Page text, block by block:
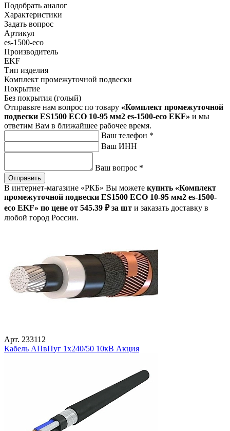
Подобрать аналог
Характеристики
Задать вопрос
Артикул
es-1500-eco
Производитель
EKF
Тип изделия
Комплект промежуточной подвески
Покрытие
Без покрытия (голый)
Отправьте нам вопрос по товару «Комплект промежуточной
подвески ES1500 ECO 10-95 мм2 es-1500-eco EKF» и мы
ответим Вам в ближайшее рабочее время.
Ваш телефон *
Ваш ИНН
Ваш вопрос *
Отправить
В интернет-магазине «РКБ» Вы можете купить «Комплект
промежуточной подвески ES1500 ECO 10-95 мм2 es-1500-
eco EKF» по цене от 545.39 ₽за шт и заказать доставку в
любой город России.
Арт. 233112
Кабель АПвПуг 1х240/50 10кВ Акция